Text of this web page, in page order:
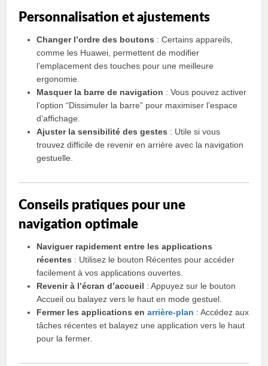
Personnalisation et ajustements
Changer l’ordre des boutons : Certains appareils,
comme les Huawei, permettent de modifier
l’emplacement des touches pour une meilleure
ergonomie.
Masquer la barre de navigation : Vous pouvez activer
l’option “Dissimuler la barre” pour maximiser l’espace
d’affichage.
Ajuster la sensibilité des gestes : Utile si vous
trouvez difficile de revenir en arrière avec la navigation
gestuelle.
Conseils pratiques pour une
navigation optimale
Naviguer rapidement entre les applications
récentes : Utilisez le bouton Récentes pour accéder
facilement à vos applications ouvertes.
Revenir à l’écran d’accueil : Appuyez sur le bouton
Accueil ou balayez vers le haut en mode gestuel.
Fermer les applications enarrière-plan : Accédez aux
tâches récentes et balayez une application vers le haut
pour la fermer.